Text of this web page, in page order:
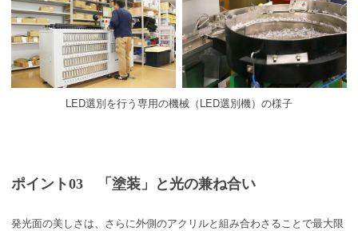
LED選別を行う専用の機械（LED選別機）の様子
ポイント03 「塗装」と光の兼ね合い
発光面の美しさは、さらに外側のアクリルと組み合わさることで最大限